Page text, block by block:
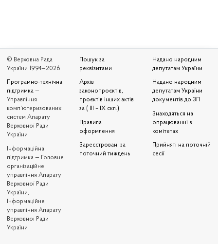
© Верховна Рада
України 1994—2026
Програмно-технічна
підтримка —
Управління
комп'ютеризованих
систем Апарату
Верховної Ради
України
Iнформаційна
підтримка — Головне
організаційне
управління Апарату
Верховної Ради
України,
Інформаційне
управління Апарату
Верховної Ради
України
Пошук за
реквізитами
Архів
законопроєктів,
проєктів інших актів
за ( III – IX скл.)
Правила
оформлення
Зареєстровані за
поточний тиждень
Надано народним
депутатам України
Надано народним
депутатам України
документів до ЗП
Знаходяться на
опрацюванні в
комітетах
Прийняті на поточній
сесії